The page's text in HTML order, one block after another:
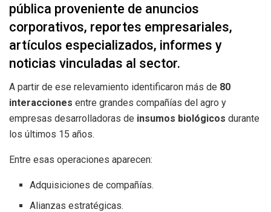
pública proveniente de anuncios
corporativos, reportes empresariales,
artículos especializados, informes y
noticias vinculadas al sector.
A partir de ese relevamiento identificaron más de 80
interacciones entre grandes compañías del agro y
empresas desarrolladoras de insumos biológicos durante
los últimos 15 años.
Entre esas operaciones aparecen:
Adquisiciones de compañías.
Alianzas estratégicas.